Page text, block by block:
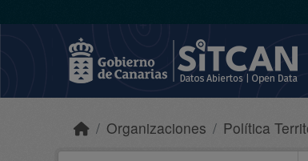
Organizaciones Política